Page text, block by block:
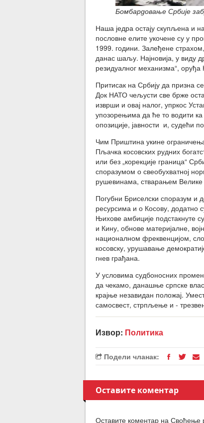
Бомбардовање Србије
Наша једра остају скупљена и
пословне елите укочене су у
1999. години. Залеђене
данас шаљу. Најновија, у виду
резидуалног механизма“,
Притисак на Србију да призна
Док НАТО чељусти све брже
изврши и овај налог, упркос
упозорењима да ће то водити
опозиције, јавности и, судећи
Чим Приштина укине
Пљачка косовских рудних
или без „корекције граница“
споразумом о свеобухватној
рушевинама, стварањем Велике
Погубни Бриселски споразум и
ресурсима и о Косову, додатно
Њихове амбиције подстакнуте
и Кину, обнове материјалне,
националном фреквенцијом,
косовску, урушавање
гнев грађана.
У условима судбоносних
да чекамо, данашње српске
крајње незавидан положај.
самосвест, стрпљење и ­-
Извор: Политика
Подели чланак:
Оставите коментар
Оставите коментар на Свођење